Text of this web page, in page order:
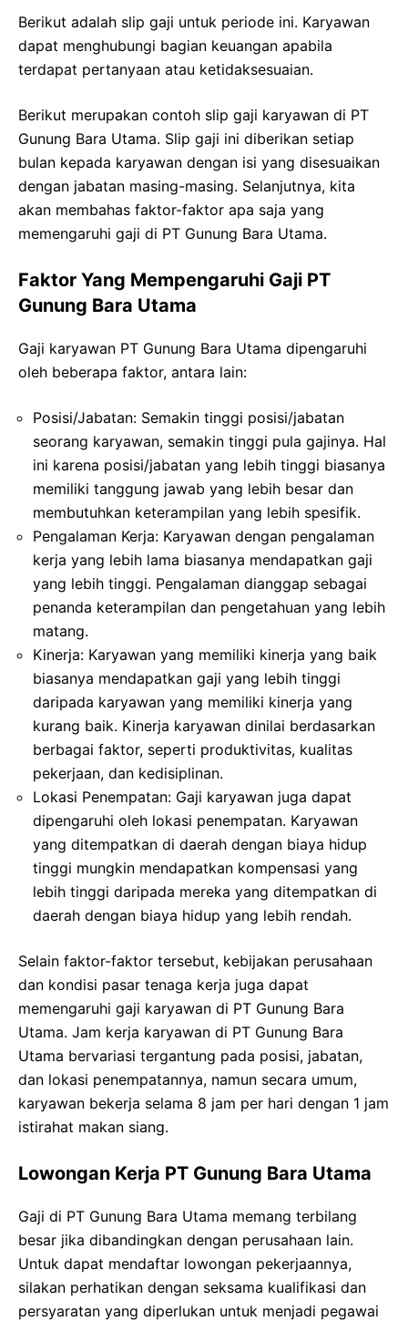
Berikut adalah slip gaji untuk periode ini. Karyawan
dapat menghubungi bagian keuangan apabila
terdapat pertanyaan atau ketidaksesuaian.
Berikut merupakan contoh slip gaji karyawan di PT
Gunung Bara Utama. Slip gaji ini diberikan setiap
bulan kepada karyawan dengan isi yang disesuaikan
dengan jabatan masing-masing. Selanjutnya, kita
akan membahas faktor-faktor apa saja yang
memengaruhi gaji di PT Gunung Bara Utama.
Faktor Yang Mempengaruhi Gaji PT
Gunung Bara Utama
Gaji karyawan PT Gunung Bara Utama dipengaruhi
oleh beberapa faktor, antara lain:
Posisi/Jabatan: Semakin tinggi posisi/jabatan
seorang karyawan, semakin tinggi pula gajinya. Hal
ini karena posisi/jabatan yang lebih tinggi biasanya
memiliki tanggung jawab yang lebih besar dan
membutuhkan keterampilan yang lebih spesifik.
Pengalaman Kerja: Karyawan dengan pengalaman
kerja yang lebih lama biasanya mendapatkan gaji
yang lebih tinggi. Pengalaman dianggap sebagai
penanda keterampilan dan pengetahuan yang lebih
matang.
Kinerja: Karyawan yang memiliki kinerja yang baik
biasanya mendapatkan gaji yang lebih tinggi
daripada karyawan yang memiliki kinerja yang
kurang baik. Kinerja karyawan dinilai berdasarkan
berbagai faktor, seperti produktivitas, kualitas
pekerjaan, dan kedisiplinan.
Lokasi Penempatan: Gaji karyawan juga dapat
dipengaruhi oleh lokasi penempatan. Karyawan
yang ditempatkan di daerah dengan biaya hidup
tinggi mungkin mendapatkan kompensasi yang
lebih tinggi daripada mereka yang ditempatkan di
daerah dengan biaya hidup yang lebih rendah.
Selain faktor-faktor tersebut, kebijakan perusahaan
dan kondisi pasar tenaga kerja juga dapat
memengaruhi gaji karyawan di PT Gunung Bara
Utama. Jam kerja karyawan di PT Gunung Bara
Utama bervariasi tergantung pada posisi, jabatan,
dan lokasi penempatannya, namun secara umum,
karyawan bekerja selama 8 jam per hari dengan 1 jam
istirahat makan siang.
Lowongan Kerja PT Gunung Bara Utama
Gaji di PT Gunung Bara Utama memang terbilang
besar jika dibandingkan dengan perusahaan lain.
Untuk dapat mendaftar lowongan pekerjaannya,
silakan perhatikan dengan seksama kualifikasi dan
persyaratan yang diperlukan untuk menjadi pegawai